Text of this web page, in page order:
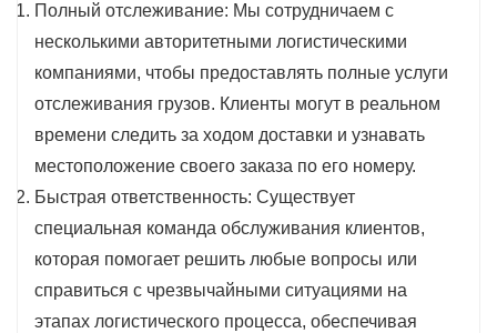
Полный отслеживание: Мы сотрудничаем с
несколькими авторитетными логистическими
компаниями, чтобы предоставлять полные услуги
отслеживания грузов. Клиенты могут в реальном
времени следить за ходом доставки и узнавать
местоположение своего заказа по его номеру.
Быстрая ответственность: Существует
специальная команда обслуживания клиентов,
которая помогает решить любые вопросы или
справиться с чрезвычайными ситуациями на
этапах логистического процесса, обеспечивая